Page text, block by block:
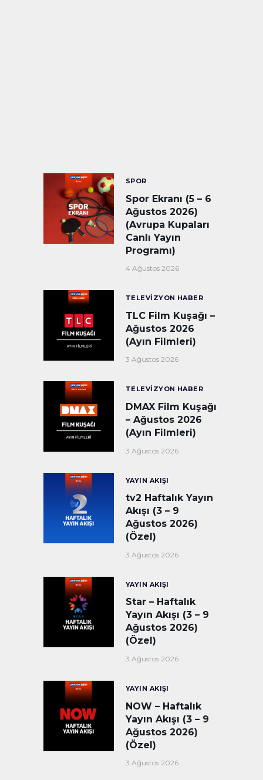
SPOR
Spor Ekranı (5 – 6
Ağustos 2026)
(Avrupa Kupaları
Canlı Yayın
Programı)
4 Ağustos 2026
TELEVIZYON HABER
TLC Film Kuşağı –
Ağustos 2026
(Ayın Filmleri)
3 Ağustos 2026
TELEVIZYON HABER
DMAX Film Kuşağı
– Ağustos 2026
(Ayın Filmleri)
3 Ağustos 2026
YAYIN AKIŞI
tv2 Haftalık Yayın
Akışı (3 – 9
Ağustos 2026)
(Özel)
3 Ağustos 2026
YAYIN AKIŞI
Star – Haftalık
Yayın Akışı (3 – 9
Ağustos 2026)
(Özel)
3 Ağustos 2026
YAYIN AKIŞI
NOW – Haftalık
Yayın Akışı (3 – 9
Ağustos 2026)
(Özel)
3 Ağustos 2026